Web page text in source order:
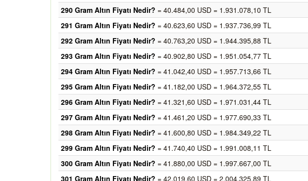
290 Gram Altın Fiyatı Nedir? = 40.484,00 USD = 1.931.078,10 TL
291 Gram Altın Fiyatı Nedir? = 40.623,60 USD = 1.937.736,99 TL
292 Gram Altın Fiyatı Nedir? = 40.763,20 USD = 1.944.395,88 TL
293 Gram Altın Fiyatı Nedir? = 40.902,80 USD = 1.951.054,77 TL
294 Gram Altın Fiyatı Nedir? = 41.042,40 USD = 1.957.713,66 TL
295 Gram Altın Fiyatı Nedir? = 41.182,00 USD = 1.964.372,55 TL
296 Gram Altın Fiyatı Nedir? = 41.321,60 USD = 1.971.031,44 TL
297 Gram Altın Fiyatı Nedir? = 41.461,20 USD = 1.977.690,33 TL
298 Gram Altın Fiyatı Nedir? = 41.600,80 USD = 1.984.349,22 TL
299 Gram Altın Fiyatı Nedir? = 41.740,40 USD = 1.991.008,11 TL
300 Gram Altın Fiyatı Nedir? = 41.880,00 USD = 1.997.667,00 TL
301 Gram Altın Fiyatı Nedir? = 42.019,60 USD = 2.004.325,89 TL